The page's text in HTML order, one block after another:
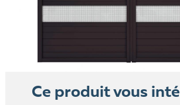
Ce produit vous